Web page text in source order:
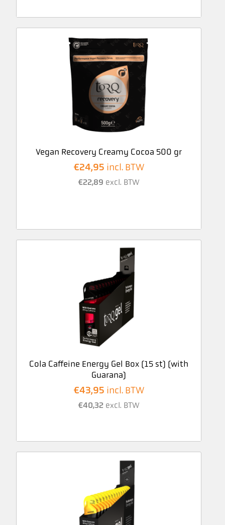
Vegan Recovery Creamy Cocoa 500 gr
€24,95 incl. BTW
€22,89 excl. BTW
Cola Caffeine Energy Gel Box (15 st) (with
Guarana)
€43,95 incl. BTW
€40,32 excl. BTW